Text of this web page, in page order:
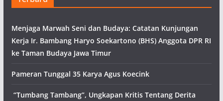
Menjaga Marwah Seni dan Budaya: Catatan Kunjungan
Kerja Ir. Bambang Haryo Soekartono (BHS) Anggota DPR RI
ke Taman Budaya Jawa Timur
Pameran Tunggal 35 Karya Agus Koecink
“Tumbang Tambang”, Ungkapan Kritis Tentang Derita